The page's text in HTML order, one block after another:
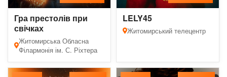
Гра престолів при
свічках
Житомирська Обласна
Філармонія ім. С. Ріхтера
LELY45
Житомирський телецентр